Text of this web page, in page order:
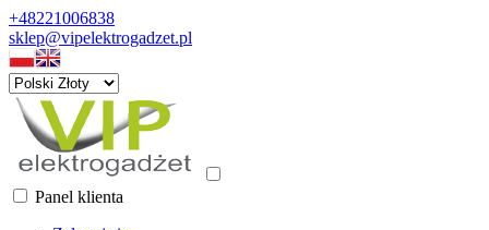
+48221006838
sklep@vipelektrogadzet.pl
Panel klienta